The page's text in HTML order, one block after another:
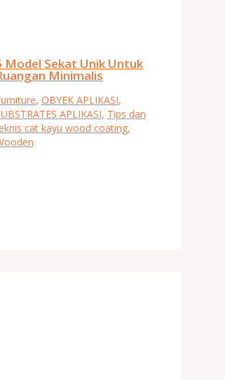
Model Sekat Unik Untuk
Minimalis
, OBYEK APLIKASI,
APLIKASI, Tips dan
cat kayu wood coating,